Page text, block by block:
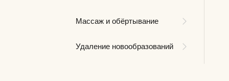
Массаж и обёртывание
Удаление новообразований